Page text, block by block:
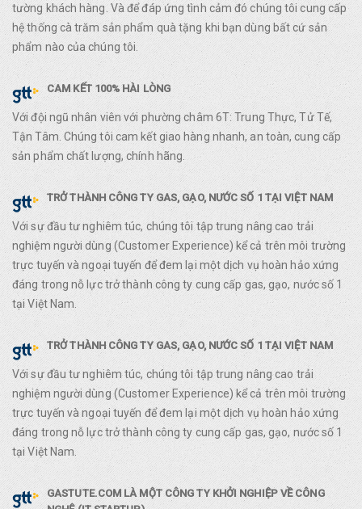
tường khách hàng. Và để đáp ứng tình cảm đó chúng tôi cung cấp
hệ thống cà trăm sản phẩm quà tặng khi bạn dùng bất cứ sản
phẩm nào của chúng tôi.
CAM KẾT 100% HÀI LÒNG
Với đội ngũ nhân viên với phường châm 6T: Trung Thực, Tử Tế,
Tận Tâm. Chúng tôi cam kết giao hàng nhanh, an toàn, cung cấp
sản phẩm chất lượng, chính hãng.
TRỞ THÀNH CÔNG TY GAS, GẠO, NƯỚC SỐ 1 TẠI VIỆT NAM
Với sự đầu tư nghiêm túc, chúng tôi tập trung nâng cao trải
nghiệm người dùng (Customer Experience) kể cả trên môi trường
trực tuyến và ngoại tuyến để đem lại một dịch vụ hoàn hảo xứng
đáng trong nỗ lực trở thành công ty cung cấp gas, gạo, nước số 1
tại Việt Nam.
TRỞ THÀNH CÔNG TY GAS, GẠO, NƯỚC SỐ 1 TẠI VIỆT NAM
Với sự đầu tư nghiêm túc, chúng tôi tập trung nâng cao trải
nghiệm người dùng (Customer Experience) kể cả trên môi trường
trực tuyến và ngoại tuyến để đem lại một dịch vụ hoàn hảo xứng
đáng trong nỗ lực trở thành công ty cung cấp gas, gạo, nước số 1
tại Việt Nam.
GASTUTE.COM LÀ MỘT CÔNG TY KHỞI NGHIỆP VỀ CÔNG